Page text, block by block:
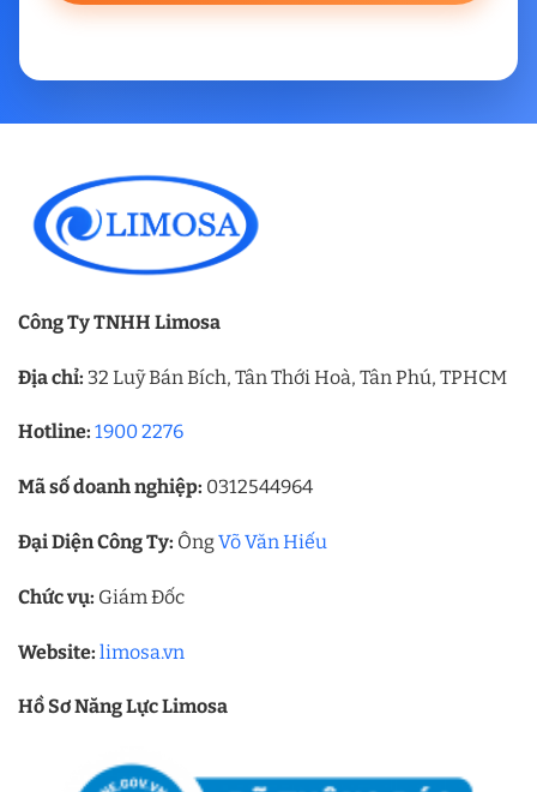
Công Ty TNHH Limosa
Địa chỉ: 32 Luỹ Bán Bích, Tân Thới Hoà, Tân Phú, TPHCM
Hotline: 1900 2276
Mã số doanh nghiệp: 0312544964
Đại Diện Công Ty: ÔngVõ Văn Hiếu
Chức vụ: Giám Đốc
Website: limosa.vn
Hồ Sơ Năng Lực Limosa